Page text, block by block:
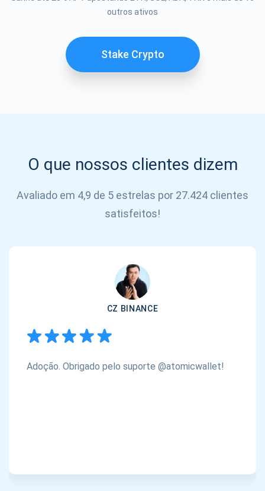
outros ativos
Stake Crypto
O que nossos clientes dizem
Avaliado em 4,9 de 5 estrelas por 27.424 clientes
satisfeitos!
CZ BINANCE
Adoção. Obrigado pelo suporte @atomicwallet!
SE
INSCREVER